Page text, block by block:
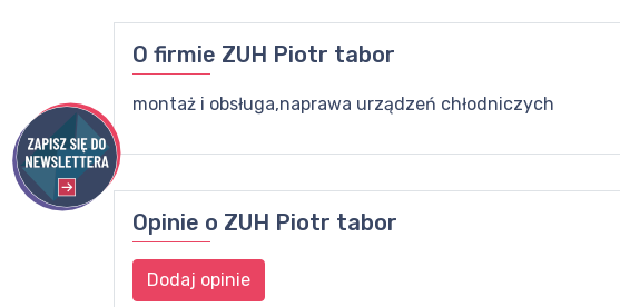
O firmie ZUH Piotr tabor
montaż i obsługa,naprawa urządzeń chłodniczych
Opinie o ZUH Piotr tabor
Dodaj opinie